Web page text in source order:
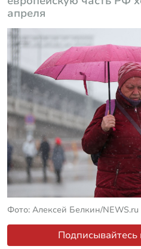
апреля
Фото: Алексей Белкин/NEWS.ru
Подписывайтесь